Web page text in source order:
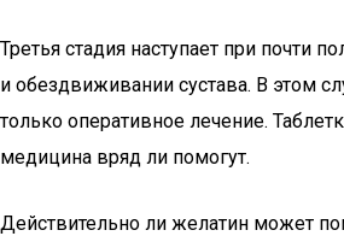
Третья стадия наступает при почти
и обездвиживании сустава. В этом
только оперативное лечение.
медицина вряд ли помогут.
Действительно ли желатин может